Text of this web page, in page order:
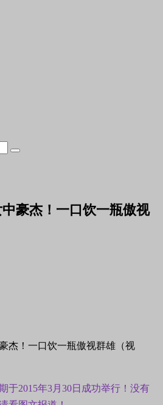
豪杰！一口饮一瓶傲视
于2015年3月30日成功举行！没有